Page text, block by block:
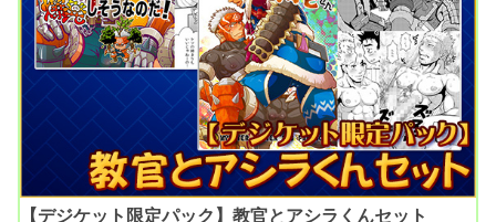
【デジケット限定パック】教官とアシラくんセット